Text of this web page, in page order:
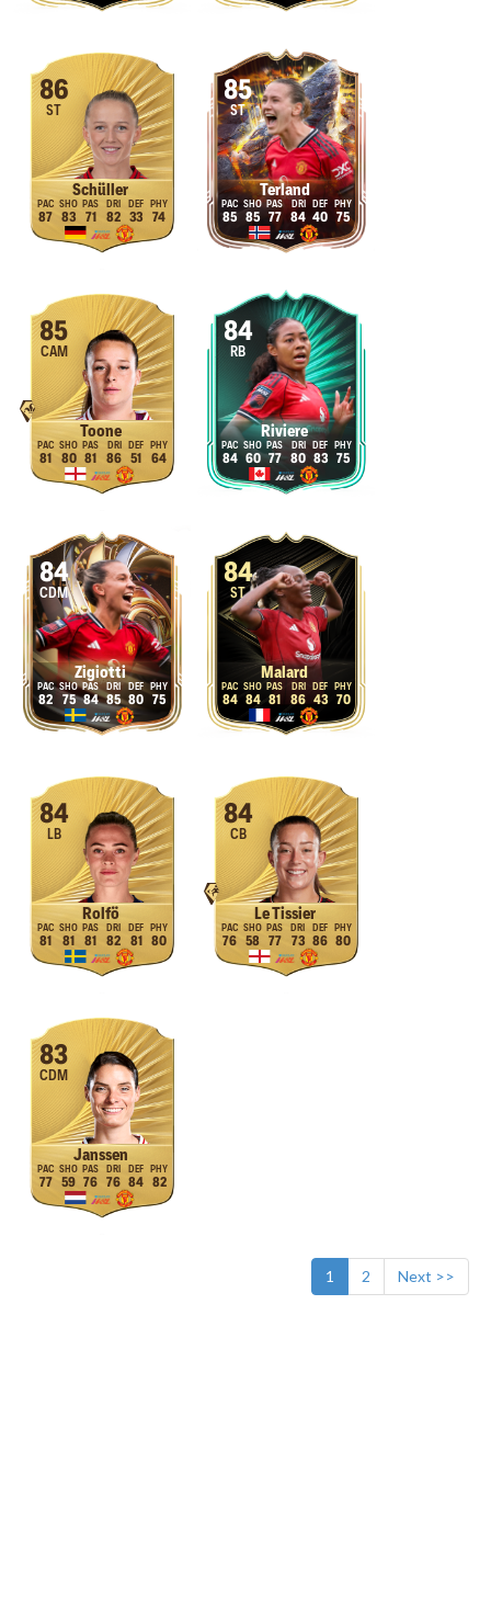
86
ST
Schüller
87 83 71 82 33 74
85
ST
Terland
85 85 77 84 40 75
85
CAM
Toone
81 80 81 86 51 64
84
RB
Riviere
84 60 77 80 83 75
84
CDM
Zigiotti
82 75 84 85 80 75
84
ST
Malard
84 84 81 86 43 70
84
LB
Rolfö
81 81 81 82 81 80
84
CB
Le Tissier
76 58 77 73 86 80
83
CDM
Janssen
77 59 76 76 84 82
1 2 Next >>